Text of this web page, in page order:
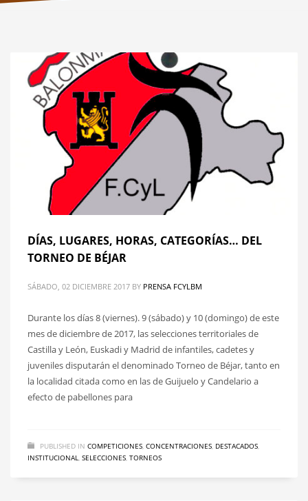
DÍAS, LUGARES, HORAS, CATEGORÍAS… DEL
TORNEO DE BÉJAR
SÁBADO, 02 DICIEMBRE 2017 BY PRENSA FCYLBM
Durante los días 8 (viernes). 9 (sábado) y 10 (domingo) de este
mes de diciembre de 2017, las selecciones territoriales de
Castilla y León, Euskadi y Madrid de infantiles, cadetes y
juveniles disputarán el denominado Torneo de Béjar, tanto en
la localidad citada como en las de Guijuelo y Candelario a
efecto de pabellones para
PUBLISHED IN COMPETICIONES CONCENTRACIONES DESTACADOS
INSTITUCIONAL SELECCIONES TORNEOS